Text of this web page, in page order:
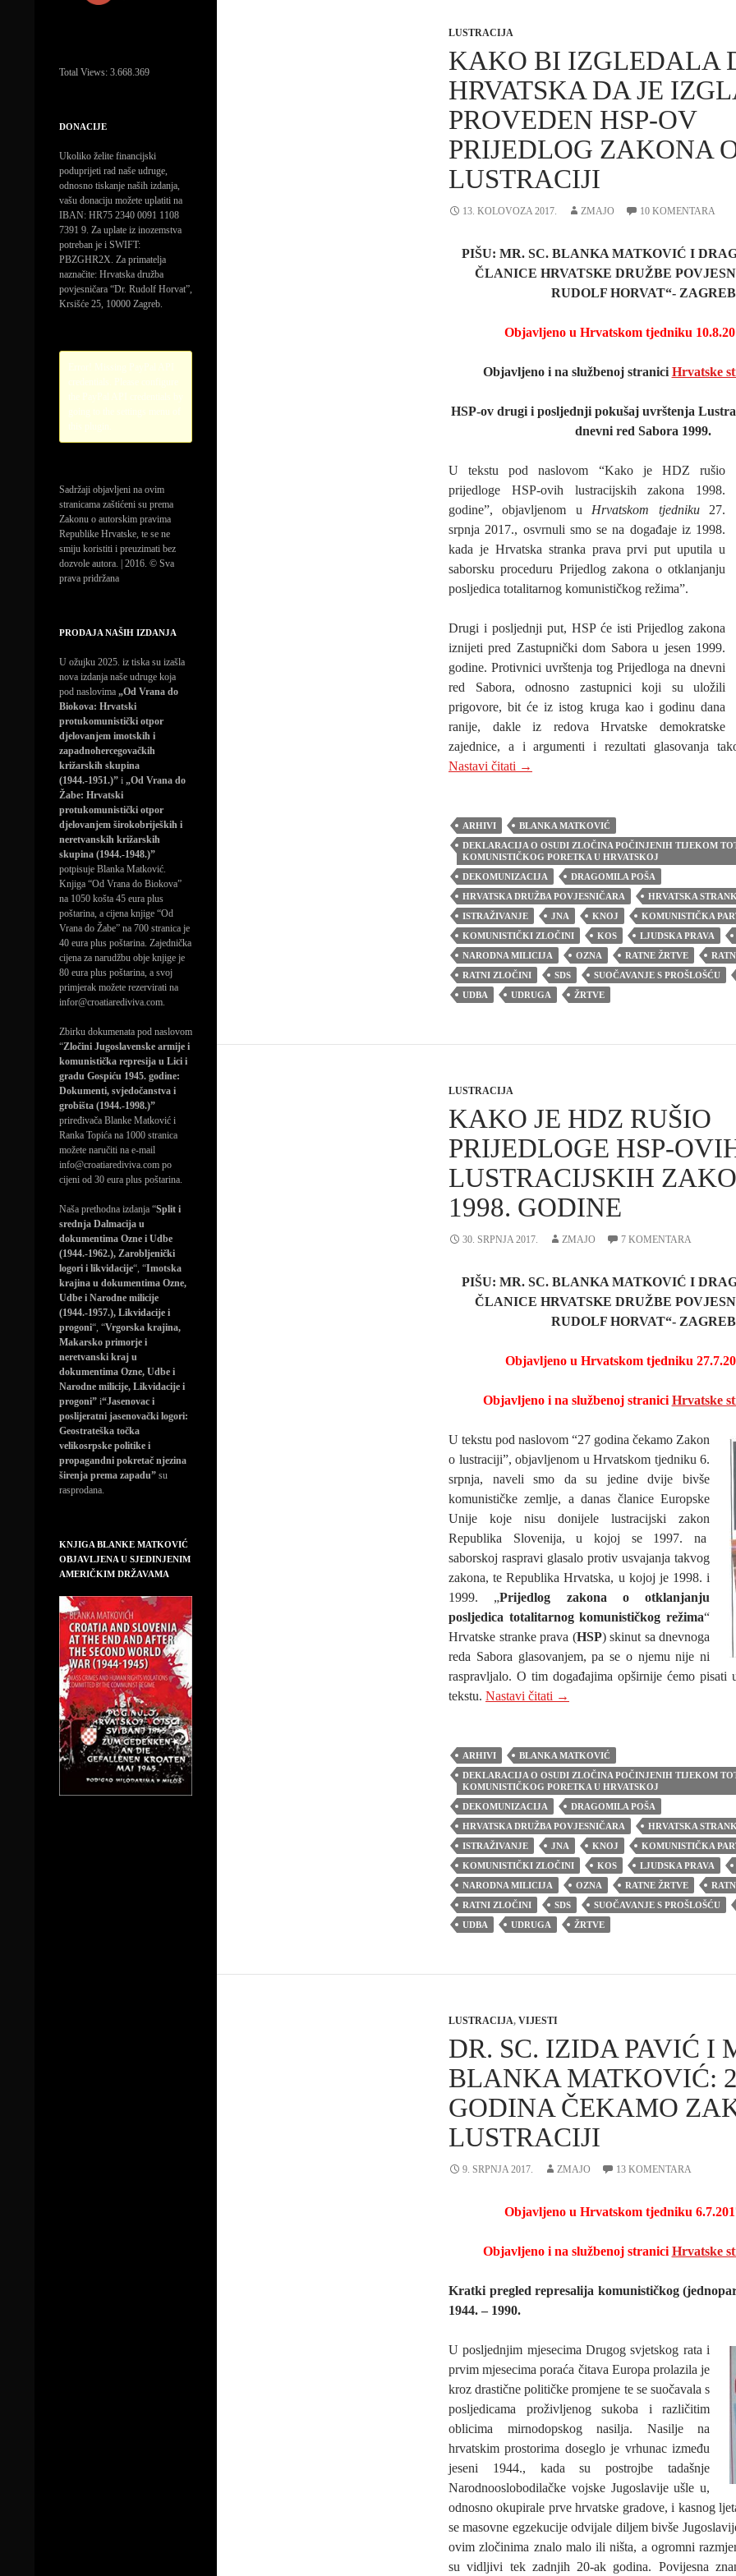
LUSTRACIJA
KAKO BI IZGLEDALA
HRVATSKA DA JE
PROVEDEN HSP-OV
PRIJEDLOG ZAKONA
LUSTRACIJI
13. KOLOVOZA 2017. ZMAJO 10 KOMENTARA
PIŠU: MR. SC. BLANKA MATKOVIĆ I
ČLANICE HRVATSKE DRUŽBE
RUDOLF HORVAT“- ZAGREB
Objavljeno u Hrvatskom tjedniku
Objavljeno i na službenoj stranici Hrvatske
HSP-ov drugi i posljednji pokušaj uvrštenja
dnevni red Sabora 1999.
U tekstu pod naslovom “Kako je HDZ rušio
prijedloge HSP-ovih lustracijskih zakona 1998.
godine”, objavljenom u Hrvatskom tjedniku27.
srpnja 2017., osvrnuli smo se na događaje iz 1998.
kada je Hrvatska stranka prava prvi put uputila u
saborsku proceduru Prijedlog zakona o otklanjanju
posljedica totalitarnog komunističkog režima”.
Drugi i posljednji put, HSP će isti Prijedlog zakona
iznijeti pred Zastupnički dom Sabora u jesen 1999.
godine. Protivnici uvrštenja tog Prijedloga na dnevni
red Sabora, odnosno zastupnici koji su uložili
prigovore, bit će iz istog kruga kao i godinu dana
ranije, dakle iz redova Hrvatske demokratske
zajednice, a i argumenti i rezultati glasovanja
Nastavi čitati KAKO BI IZGLEDALA DANAS
→
ARHIVI
BLANKA MATKOVIĆ
DEKLARACIJA O OSUDI ZLOČINA POČINJENIH TIJEKOM
KOMUNISTIČKOG PORETKA U HRVATSKOJ
DEKOMUNIZACIJA
DRAGOMILA POŠA
HRVATSKA DRUŽBA POVJESNIČARA
HRVATSKA
ISTRAŽIVANJE
JNA KNOJ
KOMUNISTIČKA
KOMUNISTIČKI ZLOČINI
KOS LJUDSKA PRAVA
NARODNA MILICIJA
OZNA RATNE ŽRTVE
RATNI ZLOČINI
SDS SUOČAVANJE S PROŠLOŠĆU
UDBA
UDRUGA ŽRTVE
LUSTRACIJA
KAKO JE HDZ RUŠIO
PRIJEDLOGE HSP-
LUSTRACIJSKIH
1998. GODINE
30. SRPNJA 2017. ZMAJO 7 KOMENTARA
PIŠU: MR. SC. BLANKA MATKOVIĆ I
ČLANICE HRVATSKE DRUŽBE
RUDOLF HORVAT“- ZAGREB
Objavljeno u Hrvatskom tjedniku
Objavljeno i na službenoj stranici Hrvatske
U tekstu pod naslovom “27 godina čekamo Zakon
o lustraciji”, objavljenom u Hrvatskom tjedniku 6.
srpnja, naveli smo da su jedine dvije bivše
komunističke zemlje, a danas članice Europske
Unije koje nisu donijele lustracijski zakon
Republika Slovenija, u kojoj se 1997. na
saborskoj raspravi glasalo protiv usvajanja takvog
zakona, te Republika Hrvatska, u kojoj je 1998. i
1999. „Prijedlog zakona o otklanjanju
posljedica totalitarnog komunističkog režima“
Hrvatske stranke prava (HSP) skinut sa dnevnoga
reda Sabora glasovanjem, pa se o njemu nije ni
raspravljalo. O tim događajima opširnije ćemo pisati
tekstu. Nastavi čitati Kako je HDZ rušio prijedloge
→
ARHIVI
BLANKA MATKOVIĆ
DEKLARACIJA O OSUDI ZLOČINA POČINJENIH TIJEKOM
KOMUNISTIČKOG PORETKA U HRVATSKOJ
DEKOMUNIZACIJA
DRAGOMILA POŠA
HRVATSKA DRUŽBA POVJESNIČARA
HRVATSKA
ISTRAŽIVANJE
JNA KNOJ
KOMUNISTIČKA
KOMUNISTIČKI ZLOČINI
KOS LJUDSKA PRAVA
NARODNA MILICIJA
OZNA RATNE ŽRTVE
RATNI ZLOČINI
SDS SUOČAVANJE S PROŠLOŠĆU
UDBA
UDRUGA ŽRTVE
LUSTRACIJA, VIJESTI
DR. SC. IZIDA PAVIĆ I
BLANKA MATKOVIĆ:
GODINA ČEKAMO
LUSTRACIJI
9. SRPNJA 2017. ZMAJO 13 KOMENTARA
Objavljeno u Hrvatskom tjedniku
Objavljeno i na službenoj stranici Hrvatske
Kratki pregled represalija komunističkog
1944. – 1990.
U posljednjim mjesecima Drugog svjetskog rata i
prvim mjesecima poraća čitava Europa prolazila je
kroz drastične političke promjene te se suočavala s
posljedicama proživljenog sukoba i različitim
oblicima mirnodopskog nasilja. Nasilje na
hrvatskim prostorima doseglo je vrhunac između
jeseni 1944., kada su postrojbe tadašnje
Narodnooslobodilačke vojske Jugoslavije ušle u,
odnosno okupirale prve hrvatske gradove, i kasnog
se masovne egzekucije odvijale diljem bivše
ovim zločinima znalo malo ili ništa, a ogromni
su vidljivi tek zadnjih 20-ak godina. Povijesna
Total Views: 3.668.369
DONACIJE
Ukoliko želite financijski
poduprijeti rad naše udruge,
odnosno tiskanje naših izdanja,
vašu donaciju možete uplatiti na
IBAN: HR75 2340 0091 1108
7391 9. Za uplate iz inozemstva
potreban je i SWIFT:
PBZGHR2X. Za primatelja
naznačite: Hrvatska družba
povjesničara “Dr. Rudolf Horvat”,
Krsišće 25, 10000 Zagreb.
Sadržaji objavljeni na ovim
stranicama zaštićeni su prema
Zakonu o autorskim pravima
Republike Hrvatske, te se ne
smiju koristiti i preuzimati bez
dozvole autora. | 2016. © Sva
prava pridržana
PRODAJA NAŠIH IZDANJA
U ožujku 2025. iz tiska su izašla
nova izdanja naše udruge koja
pod naslovima „Od Vrana do
Biokova: Hrvatski
protukomunistički otpor
djelovanjem imotskih i
zapadnohercegovačkih
križarskih skupina
(1944.-1951.)” i „Od Vrana do
Žabe: Hrvatski
protukomunistički otpor
djelovanjem širokobrijeških i
neretvanskih križarskih
skupina (1944.-1948.)”
potpisuje Blanka Matković.
Knjiga “Od Vrana do Biokova”
na 1050 košta 45 eura plus
poštarina, a cijena knjige “Od
Vrana do Žabe” na 700 stranica je
40 eura plus poštarina. Zajednička
cijena za narudžbu obje knjige je
80 eura plus poštarina, a svoj
primjerak možete rezervirati na
infor@croatiarediviva.com.
Zbirku dokumenata pod naslovom
“Zločini Jugoslavenske armije i
komunistička represija u Lici i
gradu Gospiću 1945. godine:
Dokumenti, svjedočanstva i
grobišta (1944.-1998.)”
priređivača Blanke Matković i
Ranka Topića na 1000 stranica
možete naručiti na e-mail
info@croatiarediviva.com po
cijeni od 30 eura plus poštarina.
Naša prethodna izdanja “Split i
srednja Dalmacija u
dokumentima Ozne i Udbe
(1944.-1962.), Zarobljenički
logori i likvidacije“, “Imotska
krajina u dokumentima Ozne,
Udbe i Narodne milicije
(1944.-1957.), Likvidacije i
progoni“, “Vrgorska krajina,
Makarsko primorje i
neretvanski kraj u
dokumentima Ozne, Udbe i
Narodne milicije, Likvidacije i
progoni” i“Jasenovac i
poslijeratni jasenovački logori:
Geostrateška točka
velikosrpske politike i
propagandni pokretač njezina
širenja prema zapadu” su
rasprodana.
KNJIGA BLANKE MATKOVIĆ
OBJAVLJENA U SJEDINJENIM
AMERIČKIM DRŽAVAMA